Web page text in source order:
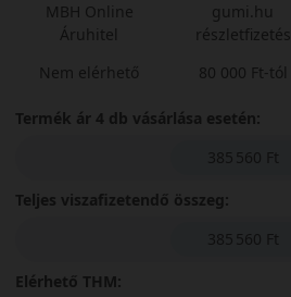
MBH Online
Áruhitel
Nem elérhető
gumi.hu
részletfizetés
80 000 Ft-tól
Termék ár 4 db vásárlása esetén:
385 560 Ft
Teljes viszafizetendő összeg:
385 560 Ft
Elérhető THM: